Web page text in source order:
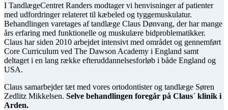
I TandlægeCentret Randers modtager vi henvisninger af patienter
med udfordringer relateret til kæbeled og tyggemuskulatur.
Behandlingen varetages af tandlæge Claus Dønvang, der har mange
års erfaring med funktionelle og muskulære bidproblematikker.
Claus har siden 2010 arbejdet intensivt med området og gennemført
Core Curriculum ved The Dawson Academy i England samt
deltaget i en lang række efteruddannelsesforløb i både England og
USA.
Claus samarbejder tæt med vores ortodontister og tandlæge Søren
Zedlitz Mikkelsen. Selve behandlingen foregår på Claus´ klinik i
Arden.